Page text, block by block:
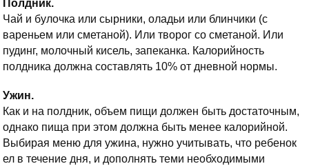
Полдник.
Чай и булочка или сырники, оладьи или блинчики (с
вареньем или сметаной). Или творог со сметаной. Или
пудинг, молочный кисель, запеканка. Калорийность
полдника должна составлять 10% от дневной нормы.
Ужин.
Как и на полдник, объем пищи должен быть достаточным,
однако пища при этом должна быть менее калорийной.
Выбирая меню для ужина, нужно учитывать, что ребенок
ел в течение дня, и дополнять теми необходимыми